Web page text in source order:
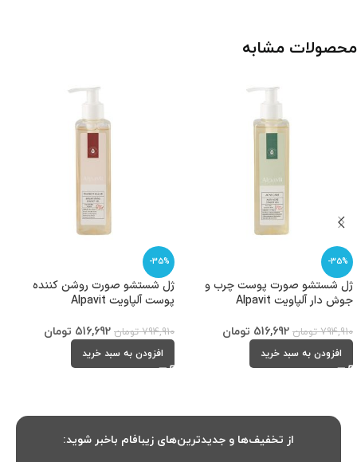
محصولات مشابه
-35%
ژل شستشو صورت پوست چرب و
جوش دار آلپاویت Alpavit
794,910 تومان 516,692 تومان
افزودن به سبد خرید
-35%
ژل شستشو صورت روشن کننده
پوست آلپاویت Alpavit
794,910 تومان 516,692 تومان
افزودن به سبد خرید
از تخفیف‌ها و جدیدترین‌های زیبافام باخبر شوید: